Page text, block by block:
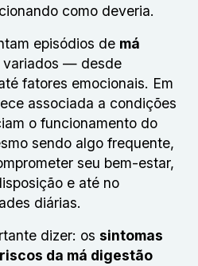
como deveria.
episódios de má
variados — desde
fatores emocionais. Em
associada a condições
o funcionamento do
sendo algo frequente,
seu bem-estar,
e até no
diárias.
dizer: os sintomas
riscos da má digestão